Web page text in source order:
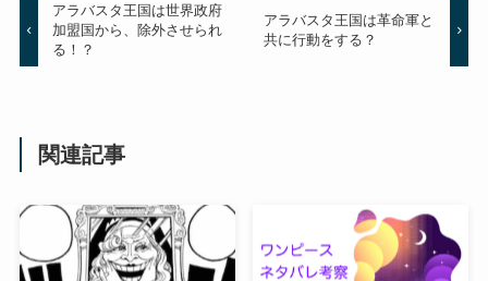
アラバスタ王国は世界政府
加盟国から、除外させられ
る！？
アラバスタ王国は革命軍と
共に行動をする？
関連記事